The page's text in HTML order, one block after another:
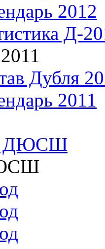
2012
Д-
Дубля
2011
ДЮСШ